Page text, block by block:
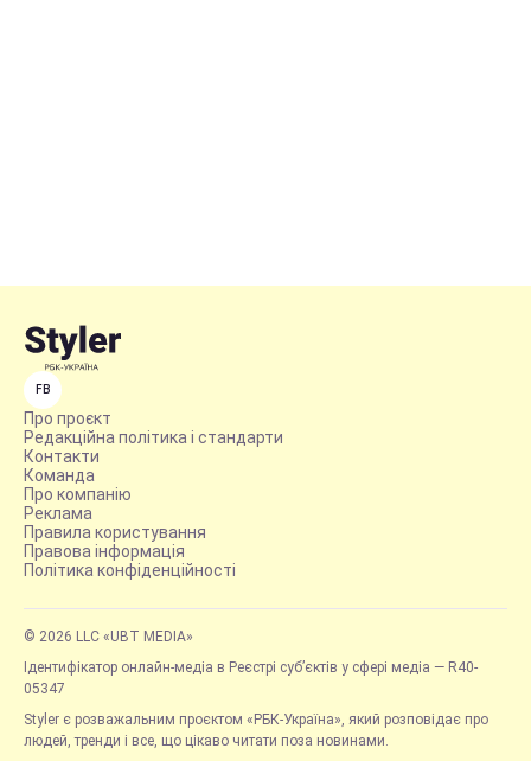
FB
Про проєкт
Редакційна політика і стандарти
Контакти
Команда
Про компанію
Реклама
Правила користування
Правова інформація
Політика конфіденційності
© 2026 LLC «UBT MEDIA»
Ідентифікатор онлайн-медіа в Реєстрі суб’єктів у сфері медіа — R40-
05347
Styler є розважальним проєктом «РБК-Україна», який розповідає про
людей, тренди і все, що цікаво читати поза новинами.